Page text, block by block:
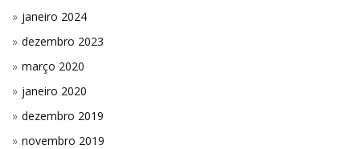
janeiro 2024
dezembro 2023
março 2020
janeiro 2020
dezembro 2019
novembro 2019